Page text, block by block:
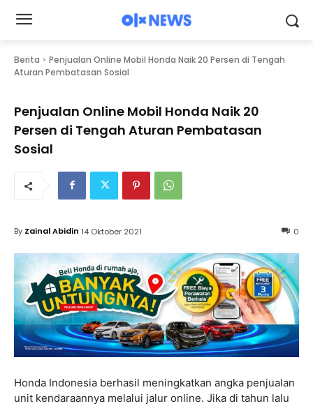
Berita
Penjualan Online Mobil Honda Naik 20 Persen di Tengah
Aturan Pembatasan Sosial
Penjualan Online Mobil Honda Naik 20
Persen di Tengah Aturan Pembatasan
Sosial
0
By Zainal Abidin 14 Oktober 2021
Honda Indonesia berhasil meningkatkan angka penjualan
unit kendaraannya melalui jalur online. Jika di tahun lalu